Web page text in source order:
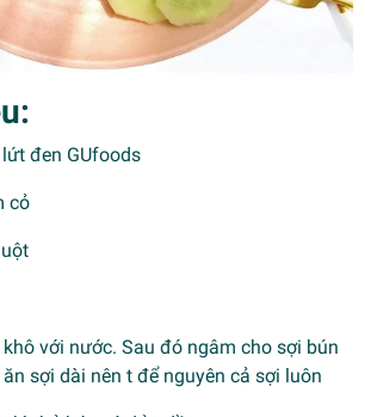
đen GUfoods
cỏ
với nước. Sau đó ngâm cho sợi bún
sợi dài nên t để nguyên cả sợi luôn